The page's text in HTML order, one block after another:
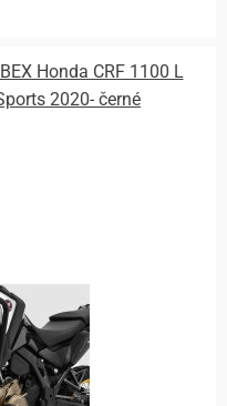
Honda CRF 1100 L
2020- černé